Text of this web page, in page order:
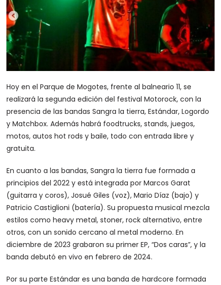
Hoy en el Parque de Mogotes, frente al balneario 11, se
realizará la segunda edición del festival Motorock, con la
presencia de las bandas Sangra la tierra, Estándar, Logordo
y Matchbox. Además habrá foodtrucks, stands, juegos,
motos, autos hot rods y baile, todo con entrada libre y
gratuita.
En cuanto a las bandas, Sangra la tierra fue formada a
principios del 2022 y está integrada por Marcos Garat
(guitarra y coros), Josué Giles (voz), Mario Díaz (bajo) y
Patricio Castiglioni (batería). Su propuesta musical mezcla
estilos como heavy metal, stoner, rock alternativo, entre
otros, con un sonido cercano al metal moderno. En
diciembre de 2023 grabaron su primer EP, “Dos caras”, y la
banda debutó en vivo en febrero de 2024.
Por su parte Estándar es una banda de hardcore formada